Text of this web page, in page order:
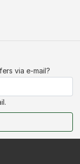
via e-mail?